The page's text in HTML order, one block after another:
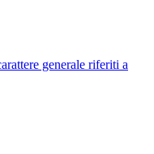
generale riferiti a